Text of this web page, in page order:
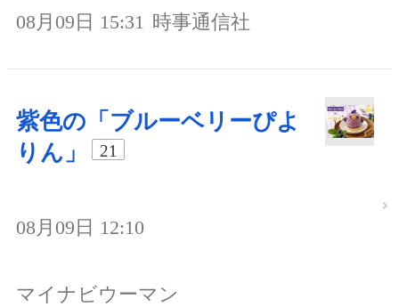
08月09日 15:31 時事通信社
紫色の「ブルーベリーぴよ
りん」
21
08月09日 12:10
マイナビウーマン